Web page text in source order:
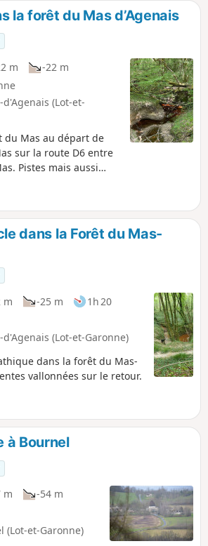
la forêt du Mas d’Agenais
m
-22 m
(Lot-et-
du Mas au départ de
sur la route D6 entre
Pistes mais aussi
portée de vue est
ont été faits par les
et il y en a
sentier. Randonnée
agréable en été mais
pluies et durant la
la palombe.
dans la Forêt du Mas-
m -25 m
1h 20
(Lot-et-Garonne)
dans la forêt du Mas-
vallonnées sur le retour.
à Bournel
m
-54 m
(Lot-et-Garonne)